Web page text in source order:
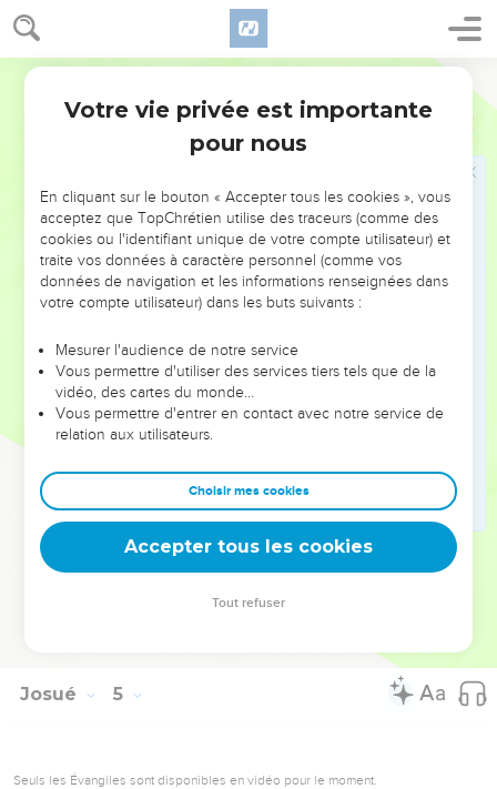
Josué 4
16 « Ordonne aux prêtres qui portent l'arche du témoignage
de sortir du Jourdain. »
Josué donna cet ordre aux prêtres : « Sortez du Jourdain. »
Lorsque les prêtres qui portaient l'arche de l'alliance de
l'Eternel furent sortis du milieu du Jourdain et que la plante
de leurs pieds se posa sur le sec, l’eau du Jourdain retourna
à sa place et inonda toutes ses rives comme avant.
Le peuple sortit du Jourdain le dixième jour du premier
mois et campa à Guilgal, à l'extrémité est de Jéricho.
Josué dressa à Guilgal les douze pierres qu'ils avaient
Il dit aux Israélites : « Lorsque vos enfants demanderont un
jour à leur père : ‘Que signifient ces pierres ?’
vous les instruirez en disant : ‘Israël a passé le Jourdain
que voici à pied sec.’
Oui, l'Eternel, votre Dieu, a asséché devant vous l’eau du
Jourdain jusqu'à ce que vous soyez passés, tout comme il
l'avait fait à la mer des Roseaux, qu'il a asséchée devant
nous jusqu'à ce que nous soyons passés.
Ainsi, tous les peuples de la terre sauront que la main de
Josué 5
Seuls les Évangiles sont disponibles en vidéo pour le moment.
Votre vie privée est importante
pour nous
En cliquant sur le bouton « Accepter tous les cookies », vous
acceptez que TopChrétien utilise des traceurs (comme des
cookies ou l'identifiant unique de votre compte utilisateur) et
traite vos données à caractère personnel (comme vos
données de navigation et les informations renseignées dans
votre compte utilisateur) dans les buts suivants :
Mesurer l'audience de notre service
Vous permettre d'utiliser des services tiers tels que de la
vidéo, des cartes du monde…
Vous permettre d'entrer en contact avec notre service de
relation aux utilisateurs.
Choisir mes cookies
Accepter tous les cookies
Tout refuser